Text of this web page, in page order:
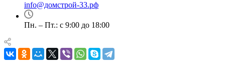
info@домстрой-33.рф
Пн. – Пт.: с 9:00 до 18:00